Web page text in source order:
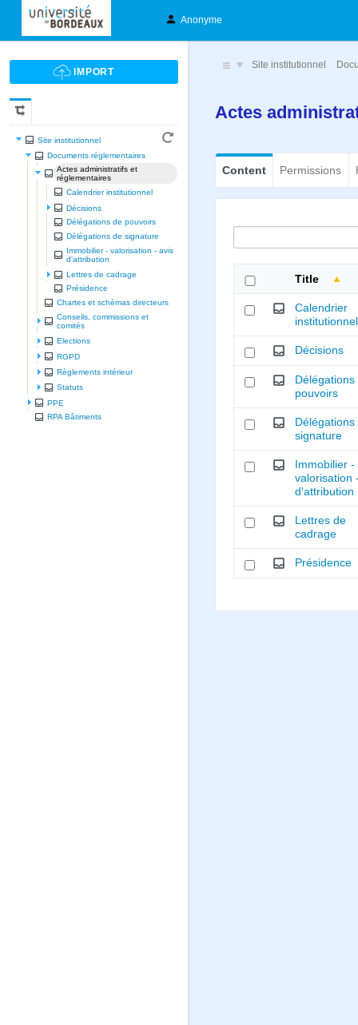
Anonyme
Site institutionnel
Documents réglementaires
Actes administratifs et
réglementaires
Calendrier institutionnel
Décisions
Délégations de pouvoirs
Délégations de signature
Immobilier - valorisation - avis
d'attribution
Lettres de cadrage
Présidence
Chartes et schèmas directeurs
Conseils, commissions et
comités
Elections
RGPD
Règlements intérieur
Statuts
PPE
RPA Bâtiments
Site institutionnel
Actes
Content Permissions
Title
Calendrier
institutionnel
Décisions
Délégations
pouvoirs
Délégations
signature
Immobilier -
valorisation
d'attribution
Lettres de
cadrage
Présidence